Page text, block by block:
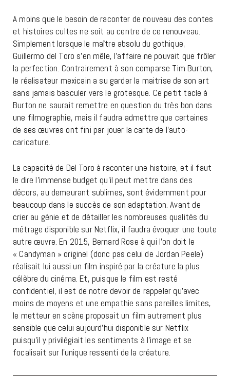
A moins que le besoin de raconter de nouveau des contes
et histoires cultes ne soit au centre de ce renouveau.
Simplement lorsque le maître absolu du gothique,
Guillermo del Toro s’en mêle, l’affaire ne pouvait que frôler
la perfection. Contrairement à son comparse Tim Burton,
le réalisateur mexicain a su garder la maitrise de son art
sans jamais basculer vers le grotesque. Ce petit tacle à
Burton ne saurait remettre en question du très bon dans
une filmographie, mais il faudra admettre que certaines
de ses œuvres ont fini par jouer la carte de l’auto-
caricature.
La capacité de Del Toro à raconter une histoire, et il faut
le dire l’immense budget qu’il peut mettre dans des
décors, au demeurant sublimes, sont évidemment pour
beaucoup dans le succès de son adaptation. Avant de
crier au génie et de détailler les nombreuses qualités du
métrage disponible sur Netflix, il faudra évoquer une toute
autre œuvre. En 2015, Bernard Rose à qui l’on doit le
« Candyman » originel (donc pas celui de Jordan Peele)
réalisait lui aussi un film inspiré par la créature la plus
célèbre du cinéma. Et, puisque le film est resté
confidentiel, il est de notre devoir de rappeler qu’avec
moins de moyens et une empathie sans pareilles limites,
le metteur en scène proposait un film autrement plus
sensible que celui aujourd’hui disponible sur Netflix
puisqu’il y privilégiait les sentiments à l’image et se
focalisait sur l’unique ressenti de la créature.